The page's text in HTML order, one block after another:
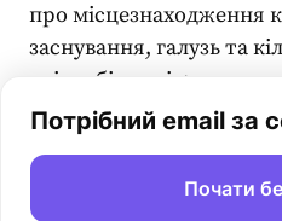
про місцезнаходження
заснування, галузь та
співробітників:
Потрібний email за
Почати